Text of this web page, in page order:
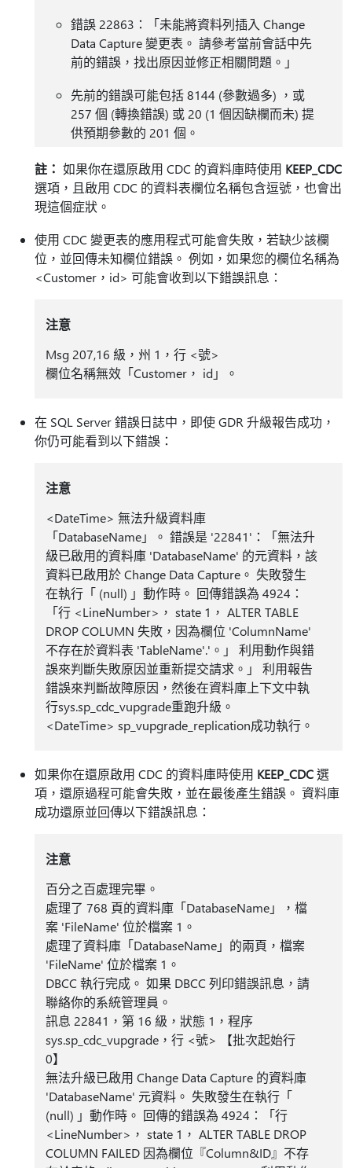
錯誤 22863：「未能將資料列插入 Change
Data Capture 變更表。 請參考當前會話中先
前的錯誤，找出原因並修正相關問題。」
先前的錯誤可能包括 8144 (參數過多) ，或
257 個 (轉換錯誤) 或 20 (1 個因缺欄而未) 提
供預期參數的 201 個。
註： 如果你在還原啟用 CDC 的資料庫時使用 KEEP_CDC
選項，且啟用 CDC 的資料表欄位名稱包含逗號，也會出
現這個症狀。
使用 CDC 變更表的應用程式可能會失敗，若缺少該欄
位，並回傳未知欄位錯誤。 例如，如果您的欄位名稱為
<Customer，id> 可能會收到以下錯誤訊息：
注意
Msg 207,16 級，州 1，行 <號>
欄位名稱無效「Customer， id」。
在 SQL Server 錯誤日誌中，即使 GDR 升級報告成功，
你仍可能看到以下錯誤：
注意
<DateTime> 無法升級資料庫
「DatabaseName」。 錯誤是 '22841'：「無法升
級已啟用的資料庫 'DatabaseName' 的元資料，該
資料已啟用於 Change Data Capture。 失敗發生
在執行「 (null) 」動作時。 回傳錯誤為 4924：
「行 <LineNumber>， state 1， ALTER TABLE
DROP COLUMN 失敗，因為欄位 'ColumnName'
不存在於資料表 'TableName'.'。」 利用動作與錯
誤來判斷失敗原因並重新提交請求。」 利用報告
錯誤來判斷故障原因，然後在資料庫上下文中執
行sys.sp_cdc_vupgrade重跑升級。
<DateTime> sp_vupgrade_replication成功執行。
如果你在還原啟用 CDC 的資料庫時使用 KEEP_CDC選
項，還原過程可能會失敗，並在最後產生錯誤。 資料庫
成功還原並回傳以下錯誤訊息：
注意
百分之百處理完畢。
處理了 768 頁的資料庫「DatabaseName」，檔
案 'FileName' 位於檔案 1。
處理了資料庫「DatabaseName」的兩頁，檔案
'FileName' 位於檔案 1。
DBCC 執行完成。 如果 DBCC 列印錯誤訊息，請
聯絡你的系統管理員。
訊息 22841，第 16 級，狀態 1，程序
sys.sp_cdc_vupgrade，行 <號> 【批次起始行
0】
無法升級已啟用 Change Data Capture 的資料庫
'DatabaseName' 元資料。 失敗發生在執行「
(null) 」動作時。 回傳的錯誤為 4924：「行
<LineNumber>， state 1， ALTER TABLE DROP
COLUMN FAILED 因為欄位『Column&ID』不存